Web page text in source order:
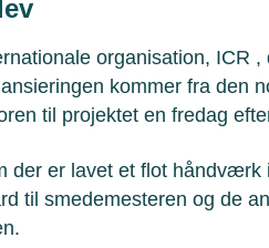
organisation, ICR ,
kommer fra den
til projektet en fredag
der er lavet et flot håndværk
til smedemesteren og de